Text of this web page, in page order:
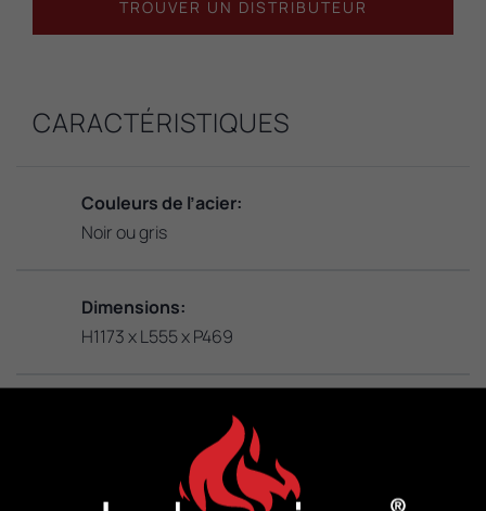
TROUVER UN DISTRIBUTEUR
CARACTÉRISTIQUES
Couleurs de l’acier:
Noir ou gris
Dimensions:
H1173 x L555 x P469